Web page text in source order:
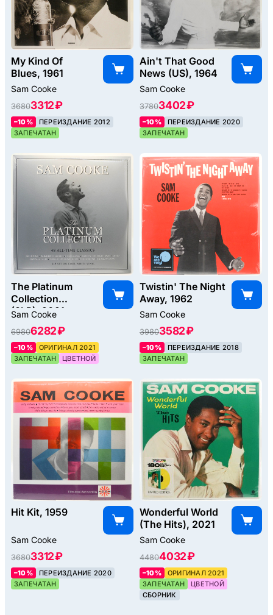
My Kind Of
Blues, 1961
Sam Cooke
36803312 ₽
–10%
ПЕРЕИЗДАНИЕ 2012
ЗАПЕЧАТАН
Ain't That Good
News (US), 1964
Sam Cooke
37803402 ₽
–10%
ПЕРЕИЗДАНИЕ 2020
ЗАПЕЧАТАН
The Platinum
Collection
(3LP), 2021
Sam Cooke
69806282 ₽
–10%
ОРИГИНАЛ 2021
ЗАПЕЧАТАН
ЦВЕТНОЙ
Twistin' The Night
Away, 1962
Sam Cooke
39803582 ₽
–10%
ПЕРЕИЗДАНИЕ 2018
ЗАПЕЧАТАН
Hit Kit, 1959
Sam Cooke
36803312 ₽
–10%
ПЕРЕИЗДАНИЕ 2020
ЗАПЕЧАТАН
Wonderful World
(The Hits), 2021
Sam Cooke
44804032 ₽
–10%
ОРИГИНАЛ 2021
ЗАПЕЧАТАН
ЦВЕТНОЙ
СБОРНИК